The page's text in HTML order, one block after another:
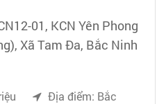
01, KCN Yên Phong
Xã Tam Đa, Bắc Ninh
Địa điểm: Bắc